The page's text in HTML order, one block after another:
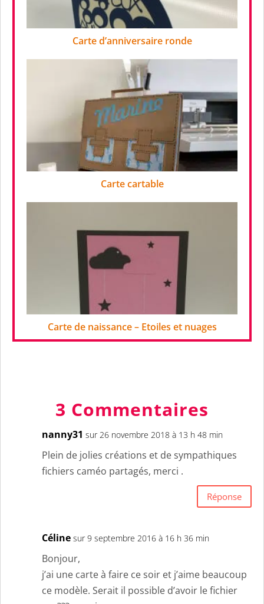
Carte d’anniversaire ronde
Carte cartable
Carte de naissance – Etoiles et nuages
3 Commentaires
nanny31 sur 26 novembre 2018 à 13 h 48 min
Plein de jolies créations et de sympathiques
fichiers caméo partagés, merci .
Réponse
Céline sur 9 septembre 2016 à 16 h 36 min
Bonjour,
j’ai une carte à faire ce soir et j’aime beaucoup
ce modèle. Serait il possible d’avoir le fichier